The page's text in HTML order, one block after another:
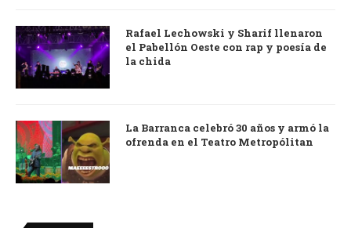
Rafael Lechowski y Sharif llenaron
el Pabellón Oeste con rap y poesía de
la chida
La Barranca celebró 30 años y armó la
ofrenda en el Teatro Metropólitan